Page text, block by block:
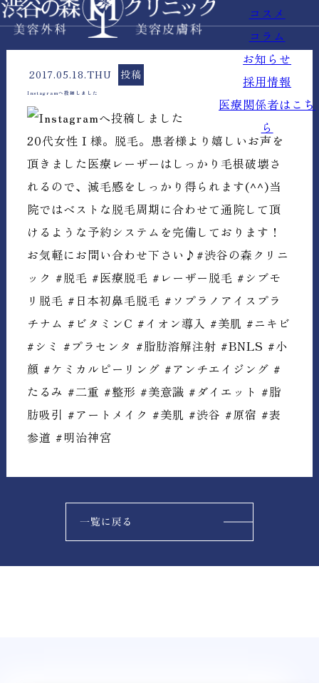
コスメ
コラム
お知らせ
採用情報
医療関係者はこち
ら
2017.05.18.THU 投稿
Instagramへ投稿しました
20代女性Ｉ様。脱毛。患者様より嬉しいお声を
頂きました医療レーザーはしっかり毛根破壊さ
れるので、減毛感をしっかり得られます(^^)当
院ではベストな脱毛周期に合わせて通院して頂
けるような予約システムを完備しております！
お気軽にお問い合わせ下さい♪#渋谷の森クリニ
ック #脱毛 #医療脱毛 #レーザー脱毛 #シブモ
リ脱毛 #日本初鼻毛脱毛 #ソプラノアイスプラ
チナム #ビタミンC #イオン導入 #美肌 #ニキビ
#シミ #プラセンタ #脂肪溶解注射 #BNLS #小
顔 #ケミカルピーリング #アンチエイジング #
たるみ #二重 #整形 #美意識 #ダイエット #脂
肪吸引 #アートメイク #美肌 #渋谷 #原宿 #表
参道 #明治神宮